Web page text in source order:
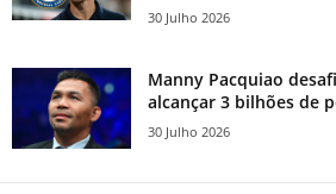
30 Julho 2026
Manny Pacquiao
alcançar 3 bilhões de
30 Julho 2026